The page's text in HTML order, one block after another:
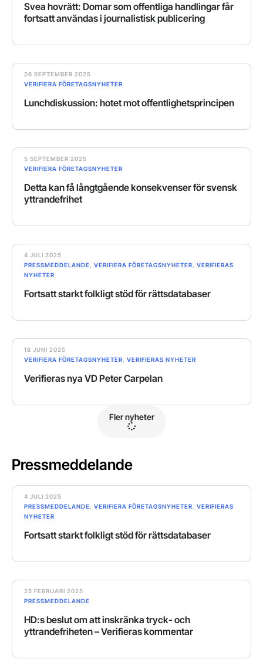
Svea hovrätt: Domar som offentliga handlingar får
fortsatt användas i journalistisk publicering
26 SEPTEMBER 2025
VERIFIERA FÖRETAGSNYHETER
Lunchdiskussion: hotet mot offentlighetsprincipen
5 SEPTEMBER 2025
VERIFIERA FÖRETAGSNYHETER
Detta kan få långtgående konsekvenser för svensk
yttrandefrihet
4 JULI 2025
PRESSMEDDELANDE
VERIFIERA FÖRETAGSNYHETER
VERIFIERAS
NYHETER
Fortsatt starkt folkligt stöd för rättsdatabaser
18 JUNI 2025
VERIFIERA FÖRETAGSNYHETER
VERIFIERAS NYHETER
Verifieras nya VD Peter Carpelan
Fler nyheter
Pressmeddelande
4 JULI 2025
PRESSMEDDELANDE
VERIFIERA FÖRETAGSNYHETER
VERIFIERAS
NYHETER
Fortsatt starkt folkligt stöd för rättsdatabaser
25 FEBRUARI 2025
PRESSMEDDELANDE
HD:s beslut om att inskränka tryck- och
yttrandefriheten – Verifieras kommentar